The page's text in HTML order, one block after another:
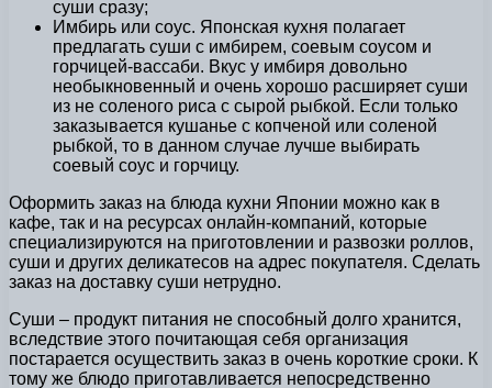
суши сразу;
Имбирь или соус. Японская кухня полагает
предлагать суши с имбирем, соевым соусом и
горчицей-вассаби. Вкус у имбиря довольно
необыкновенный и очень хорошо расширяет суши
из не соленого риса с сырой рыбкой. Если только
заказывается кушанье с копченой или соленой
рыбкой, то в данном случае лучше выбирать
соевый соус и горчицу.
Оформить заказ на блюда кухни Японии можно как в
кафе, так и на ресурсах онлайн-компаний, которые
специализируются на приготовлении и развозки роллов,
суши и других деликатесов на адрес покупателя. Сделать
заказ на доставку суши нетрудно.
Суши – продукт питания не способный долго хранится,
вследствие этого почитающая себя организация
постарается осуществить заказ в очень короткие сроки. К
тому же блюдо приготавливается непосредственно